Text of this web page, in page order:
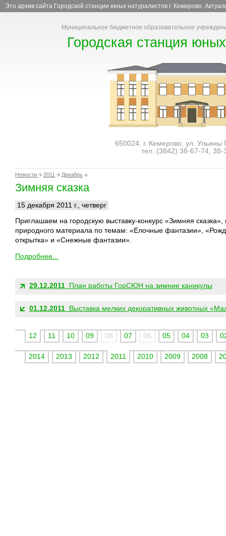
Это архив сайта Городской станции юных натуралистов г. Кемерово.
Муниципальное бюджетное образовательное
Городская станция
650024, г. Кемерово, ул. Ульяны
тел. (3842) 38-67-74, 38-
Новости 2011 Декабрь
Зимняя сказка
15 декабря 2011 г., четверг
Приглашаем на городскую выставку-конкурс «Зимняя
природного материала по темам: «Елочные фантазии»,
открытка» и «Снежные фантазии».
Подробнее...
29.12.2011 План работы ГорСЮН на зимние каникулы
01.12.2011 Выставка мелких декоративных животных
12 11 10 09 08 07 06 05 04 03
2014 2013 2012 2011 2010 2009 2008